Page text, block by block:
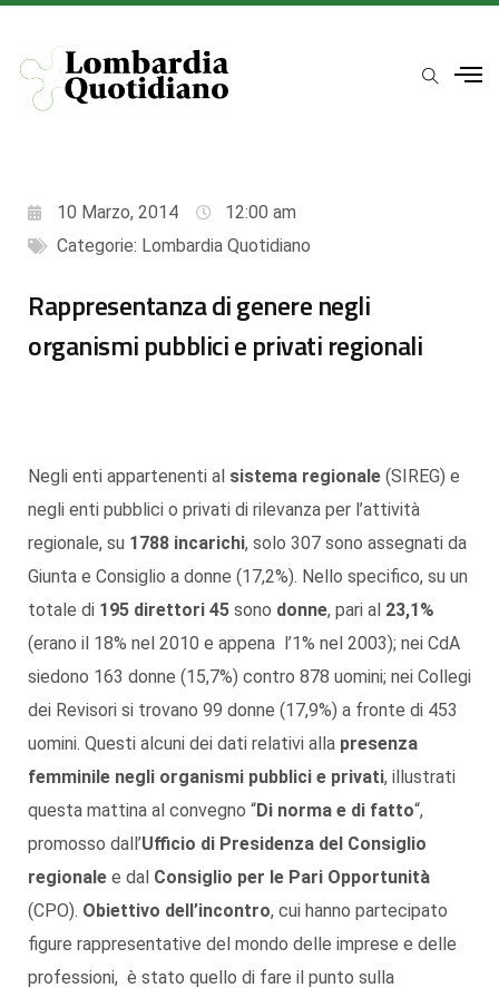
10 Marzo, 2014
12:00 am
Categorie: Lombardia Quotidiano
Rappresentanza di genere negli
organismi pubblici e privati regionali
Negli enti appartenenti al sistema regionale (SIREG) e
negli enti pubblici o privati di rilevanza per l’attività
regionale, su 1788 incarichi, solo 307 sono assegnati da
Giunta e Consiglio a donne (17,2%). Nello specifico, su un
totale di 195 direttori 45 sono donne, pari al 23,1%
(erano il 18% nel 2010 e appena l’1% nel 2003); nei CdA
siedono 163 donne (15,7%) contro 878 uomini; nei Collegi
dei Revisori si trovano 99 donne (17,9%) a fronte di 453
uomini. Questi alcuni dei dati relativi alla presenza
femminile negli organismi pubblici e privati, illustrati
questa mattina al convegno “Di norma e di fatto“,
promosso dall’Ufficio di Presidenza del Consiglio
regionale e dal Consiglio per le Pari Opportunità
(CPO). Obiettivo dell’incontro, cui hanno partecipato
figure rappresentative del mondo delle imprese e delle
professioni, è stato quello di fare il punto sulla